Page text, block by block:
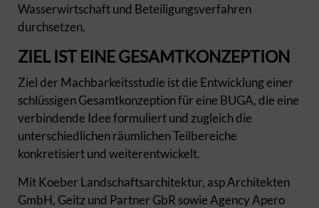
Wasserwirtschaft und Beteiligungsverfahren
durchsetzen.
ZIEL IST EINE GESAMTKONZEPTION
Ziel der Machbarkeitsstudie ist die Entwicklung einer
schlüssigen Gesamtkonzeption für eine BUGA, die eine
verbindende Idee formuliert und zugleich die
unterschiedlichen räumlichen Teilbereiche
konkretisiert und weiterentwickelt.
Mit Koeber Landschaftsarchitektur, asp Architekten
GmbH, Geitz und Partner GbR sowie Agency Apero